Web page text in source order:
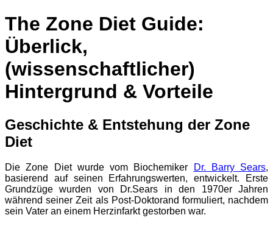
The Zone Diet Guide:
Überlick,
(wissenschaftlicher)
Hintergrund & Vorteile
Geschichte & Entstehung der Zone
Diet
Die Zone Diet wurde vom Biochemiker Dr. Barry Sears,
basierend auf seinen Erfahrungswerten, entwickelt. Erste
Grundzüge wurden von Dr.Sears in den 1970er Jahren
während seiner Zeit als Post-Doktorand formuliert, nachdem
sein Vater an einem Herzinfarkt gestorben war.